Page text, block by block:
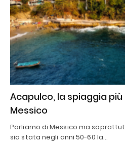
Acapulco, la spiaggia
Messico
Parliamo di Messico ma
sia stata negli anni 50-60 la…